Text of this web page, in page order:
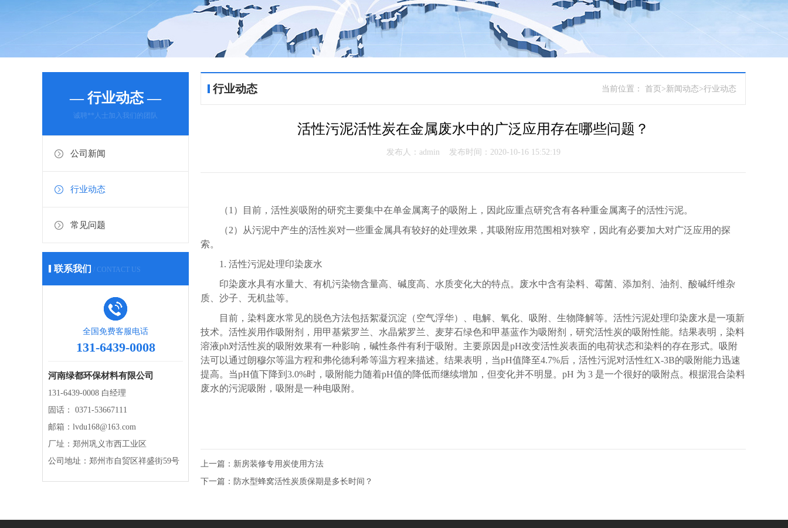
— 行业动态 —
诚聘**人士加入我们的团队
公司新闻
行业动态
常见问题
联系我们 / CONTACT US
全国免费客服电话
131-6439-0008
河南绿都环保材料有限公司
131-6439-0008 白经理
固话： 0371-53667111
邮箱：lvdu168@163.com
厂址：郑州巩义市西工业区
公司地址：郑州市自贸区祥盛街59号
当前位置： 首页 >新闻动态>行业动态
行业动态
活性污泥活性炭在金属废水中的广泛应用存在哪些问题？
发布人：admin 发布时间：2020-10-16 15:52:19
（1）目前，活性炭吸附的研究主要集中在单金属离子的吸附上，因此应重点研究含有各种重金属离子的活性污泥。
（2）从污泥中产生的活性炭对一些重金属具有较好的处理效果，其吸附应用范围相对狭窄，因此有必要加大对广泛应用的探
索。
1. 活性污泥处理印染废水
印染废水具有水量大、有机污染物含量高、碱度高、水质变化大的特点。废水中含有染料、霉菌、添加剂、油剂、酸碱纤维杂
质、沙子、无机盐等。
目前，染料废水常见的脱色方法包括絮凝沉淀（空气浮华）、电解、氧化、吸附、生物降解等。活性污泥处理印染废水是一项新
技术。活性炭用作吸附剂，用甲基紫罗兰、水晶紫罗兰、麦芽石绿色和甲基蓝作为吸附剂，研究活性炭的吸附性能。结果表明，染料
溶液ph对活性炭的吸附效果有一种影响，碱性条件有利于吸附。主要原因是pH改变活性炭表面的电荷状态和染料的存在形式。吸附
法可以通过朗穆尔等温方程和弗伦德利希等温方程来描述。结果表明，当pH值降至4.7%后，活性污泥对活性红X-3B的吸附能力迅速
提高。当pH值下降到3.0%时，吸附能力随着pH值的降低而继续增加，但变化并不明显。pH 为 3 是一个很好的吸附点。根据混合染料
废水的污泥吸附，吸附是一种电吸附。
上一篇： 新房装修专用炭使用方法
下一篇： 防水型蜂窝活性炭质保期是多长时间？